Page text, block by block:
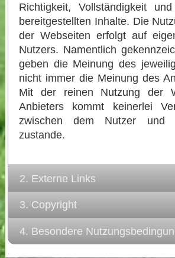
Richtigkeit, Vollständigkeit
bereitgestellten Inhalte. Die
der Webseiten erfolgt auf
Nutzers. Namentlich
geben die Meinung des
nicht immer die Meinung des
Mit der reinen Nutzung der
Anbieters kommt keinerlei
zwischen dem Nutzer und
zustande.
2. Externe Links
3. Copyright
4. Besondere